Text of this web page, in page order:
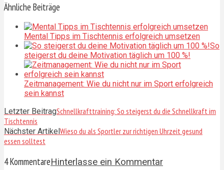
Ähnliche Beiträge
Mental Tipps im Tischtennis erfolgreich umsetzen
So
steigerst du deine Motivation täglich um 100 %!
Zeitmanagement: Wie du nicht nur im Sport erfolgreich
sein kannst
Letzter BeitragSchnellkrafttraining: So steigerst du die Schnellkraft im
Tischtennis
Nächster Artikel Wieso du als Sportler zur richtigen Uhrzeit gesund
essen solltest
4 KommentareHinterlasse ein Kommentar